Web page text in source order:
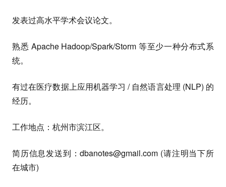
发表过高水平学术会议论文。
熟悉 Apache Hadoop/Spark/Storm 等至少一种分布式系
统。
有过在医疗数据上应用机器学习 / 自然语言处理 (NLP) 的
经历。
工作地点：杭州市滨江区。
简历信息发送到：dbanotes@gmail.com (请注明当下所
在城市)